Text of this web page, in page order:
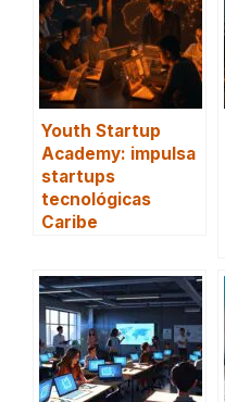
Youth Startup
Academy: impulsa
startups
tecnológicas
Caribe